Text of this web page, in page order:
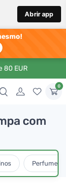
Abrir app
80 EUR
0
com
Perfumes